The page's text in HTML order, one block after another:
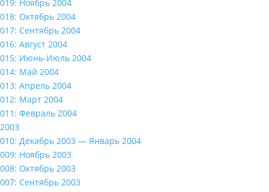
019: Ноябрь 2004
018: Октябрь 2004
017: Сентябрь 2004
016: Август 2004
015: Июнь-Июль 2004
014: Май 2004
013: Апрель 2004
012: Март 2004
011: Февраль 2004
2003
010: Декабрь 2003 — Январь 2004
009: Ноябрь 2003
008: Октябрь 2003
007: Сентябрь 2003